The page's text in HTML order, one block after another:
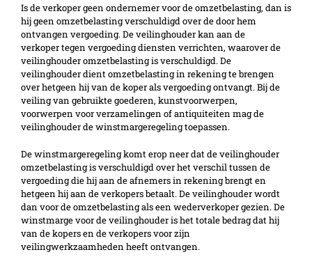
Is de verkoper geen ondernemer voor de omzetbelasting, dan is
hij geen omzetbelasting verschuldigd over de door hem
ontvangen vergoeding. De veilinghouder kan aan de
verkoper tegen vergoeding diensten verrichten, waarover de
veilinghouder omzetbelasting is verschuldigd. De
veilinghouder dient omzetbelasting in rekening te brengen
over hetgeen hij van de koper als vergoeding ontvangt. Bij de
veiling van gebruikte goederen, kunstvoorwerpen,
voorwerpen voor verzamelingen of antiquiteiten mag de
veilinghouder de winstmargeregeling toepassen.
De winstmargeregeling komt erop neer dat de veilinghouder
omzetbelasting is verschuldigd over het verschil tussen de
vergoeding die hij aan de afnemers in rekening brengt en
hetgeen hij aan de verkopers betaalt. De veilinghouder wordt
dan voor de omzetbelasting als een wederverkoper gezien. De
winstmarge voor de veilinghouder is het totale bedrag dat hij
van de kopers en de verkopers voor zijn
veilingwerkzaamheden heeft ontvangen.